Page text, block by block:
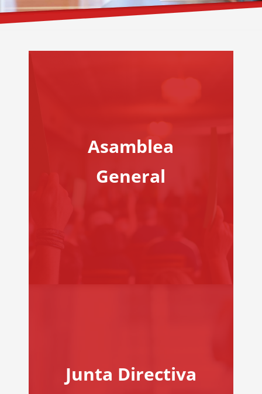
Asamblea
General
Junta Directiva